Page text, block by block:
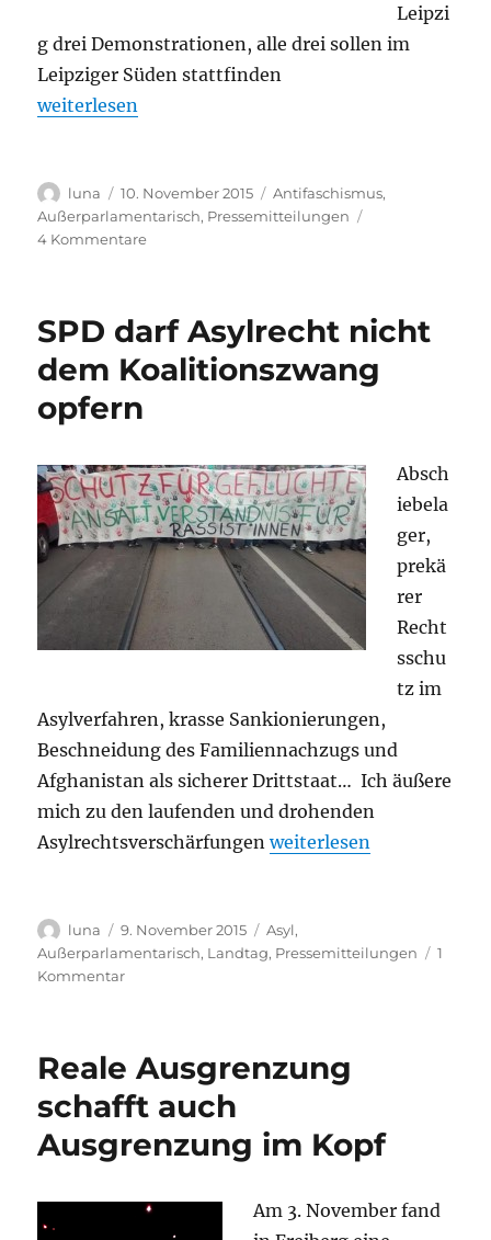
Leipzi
g drei Demonstrationen, alle drei sollen im
Leipziger Süden stattfinden
„Nazi-Provokation am 12. Dezember 2015 in
weiterlesen
Autor
luna
Veröffentlicht
am
10. November 2015 Kategorien
Antifaschismus,
Außerparlamentarisch, Pressemitteilungen
4 Kommentarezu
12.
Dezember
2015
SPD darf Asylrecht nicht
dem Koalitionszwang
opfern
Absch
iebela
ger,
prekä
rer
Recht
sschu
tz im
Asylverfahren, krasse Sankionierungen,
Beschneidung des Familiennachzugs und
Afghanistan als sicherer Drittstaat… Ich äußere
mich zu den laufenden und drohenden
Asylrechtsverschärfungen„SPD darf Asylrecht
weiterlesen
Autor
luna
Veröffentlicht
am
9. November 2015 Kategorien
Asyl,
Außerparlamentarisch, Landtag, Pressemitteilungen
1
Kommentarzu
nicht
dem
Koalitionszwang
opfern
Reale Ausgrenzung
schafft auch
Ausgrenzung im Kopf
Am 3. November fand